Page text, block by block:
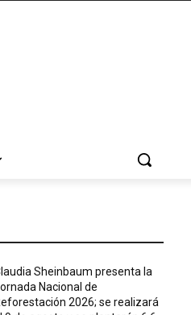
Sheinbaum presenta la
Nacional de
2026; se realizará